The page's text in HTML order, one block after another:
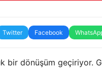
Twitter Facebook
bir dönüşüm geçiriyor.